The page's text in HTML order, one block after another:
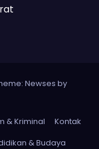
Newses by
& Kriminal
Kontak
& Budaya